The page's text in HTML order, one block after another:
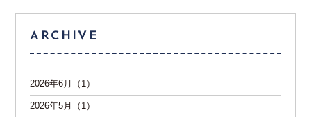
ARCHIVE
2026年6月（1）
2026年5月（1）